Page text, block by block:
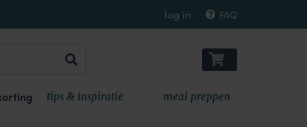
log in FAQ
tips & inspiratie meal preppen